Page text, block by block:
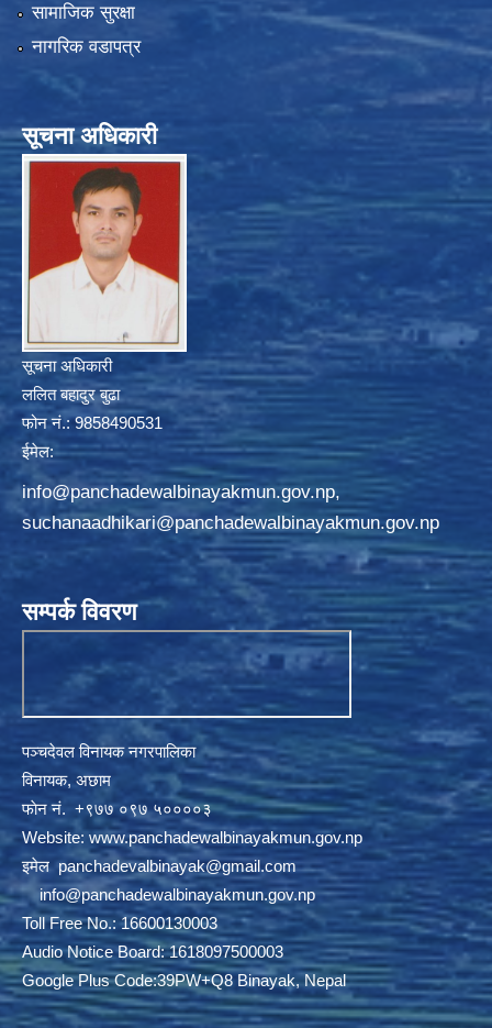
सामाजिक सुरक्षा
नागरिक वडापत्र
सूचना अधिकारी
सूचना अधिकारी
ललित बहादुर बुढा
फोन नं.: 9858490531
ईमेल:
info@panchadewalbinayakmun.gov.np,
suchanaadhikari@panchadewalbinayakmun.gov.np
सम्पर्क विवरण
पञ्चदेवल विनायक नगरपालिका
विनायक, अछाम
फाेन नं‍‍‍‍. ‌+९७७ ०९७ ५००००३
Website: www.panchadewalbinayakmun.gov.np
इमेलpanchadevalbinayak@gmail.com
‌ ‌info@panchadewalbinayakmun.gov.np
Toll Free No.: 16600130003
Audio Notice Board: 1618097500003
Google Plus Code:39PW+Q8 Binayak, Nepal